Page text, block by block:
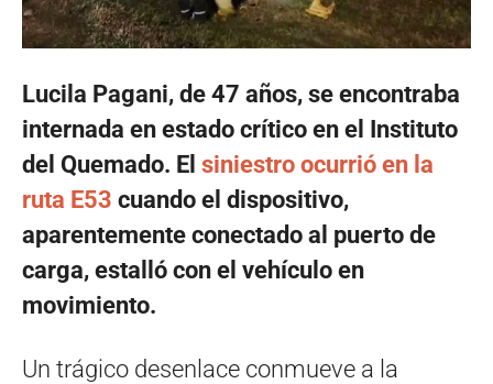
Lucila Pagani, de 47 años, se encontraba
internada en estado crítico en el Instituto
del Quemado. El siniestro ocurrió en la
ruta E53 cuando el dispositivo,
aparentemente conectado al puerto de
carga, estalló con el vehículo en
movimiento.
Un trágico desenlace conmueve a la